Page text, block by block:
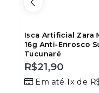
Isca Artificial Zara
16g Anti-Enrosco
Tucunaré
out
R$21,90
Em até 1x de